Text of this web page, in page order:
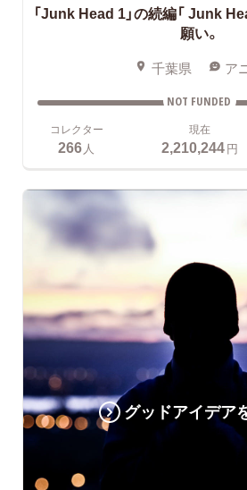
「Junk Head 1」の続編「 Junk
願い。
千葉県 ア
NOT FUNDED
コレクター
266 人
現在
2,210,244円
グッドアイデア